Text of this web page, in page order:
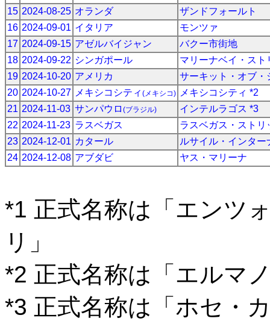
15 2024-08-25 オランダ
ザンドフォールト
16 2024-09-01 イタリア
モンツァ
17 2024-09-15 アゼルバイジャン
バクー市街地
18 2024-09-22 シンガポール
マリーナベイ・スト
19 2024-10-20 アメリカ
サーキット・オブ・
20 2024-10-27 メキシコシティ (メキシコ) メキシコシティ *2
21 2024-11-03 サンパウロ (ブラジル)
インテルラゴス *3
22 2024-11-23 ラスベガス
ラスベガス・ストリ
23 2024-12-01 カタール
ルサイル・インター
24 2024-12-08 アブダビ ヤス・マリーナ
*1 正式名称は「エンツ
リ」
*2 正式名称は「エルマ
*3 正式名称は「ホセ・